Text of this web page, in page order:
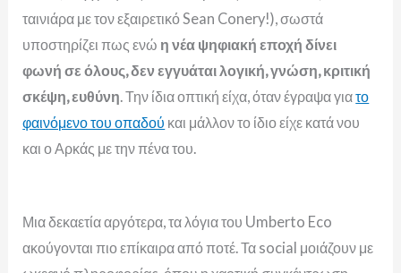
ταινιάρα με τον εξαιρετικό Sean Conery!), σωστά
υποστηρίζει πως ενώ η νέα ψηφιακή εποχή δίνει
φωνή σε όλους, δεν εγγυάται λογική, γνώση, κριτική
σκέψη, ευθύνη. Την ίδια οπτική είχα, όταν έγραψα γιατο
φαινόμενο του οπαδού και μάλλον το ίδιο είχε κατά νου
και ο Αρκάς με την πένα του.
Μια δεκαετία αργότερα, τα λόγια του Umberto Eco
ακούγονται πιο επίκαιρα από ποτέ. Τα social μοιάζουν με